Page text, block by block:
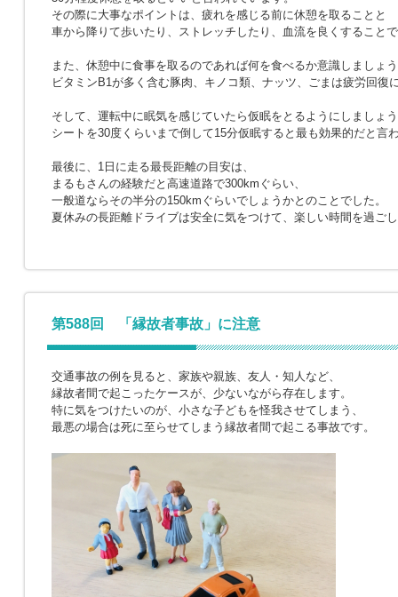
その際に大事なポイントは、疲れを感じる前に休憩を取ることと
車から降りて歩いたり、ストレッチしたり、血流を良くすること
また、休憩中に食事を取るのであれば何を食べるか意識しましょ
ビタミンB1が多く含む豚肉、キノコ類、ナッツ、ごまは疲労回復
そして、運転中に眠気を感じていたら仮眠をとるようにしましょ
シートを30度くらいまで倒して15分仮眠すると最も効果的だと言
最後に、1日に走る最長距離の目安は、
まるもさんの経験だと高速道路で300kmぐらい、
一般道ならその半分の150kmぐらいでしょうかとのことでした。
夏休みの長距離ドライブは安全に気をつけて、楽しい時間を過ご
第588回 「縁故者事故」に注意
交通事故の例を見ると、家族や親族、友人・知人など、
縁故者間で起こったケースが、少ないながら存在します。
特に気をつけたいのが、小さな子どもを怪我させてしまう、
最悪の場合は死に至らせてしまう縁故者間で起こる事故です。